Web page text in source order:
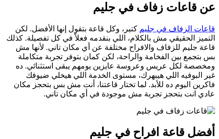
عن قاعات زفاف في جليم
قاعات الزفاف في جليم كتير، وكل قاعة بتقول إنها الأفضل. لكن
التميز الحقيقي مش بالكلام، اللي بنقدمه فعلاً في كل تفصيلة. كذلك
قاعة جليم للزفاف والافراح مختلفة عن أي مكان تاني. لأنها مش
بس بتجمع بين الفخامة والراحة، لكن كمان بتوفر تجربة متكاملة
ومخصصة لكل عريس وعروسة عايزين يومهم يبقى استثنائي. ده
غير البوفيه اللي هيبهرك، مستوى الخدمة اللي هيخلي ضيوفك
فاكرين اليوم ده للأبد. لما تختار قاعتنا، أنت مش بس بتحجز مكان
عادي انت بتحجز تجربة مش موجودة في أي مكان تاني.
أفضل قاعة افراح في جليم